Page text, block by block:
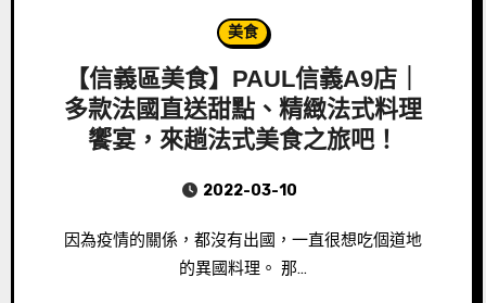
美食
【信義區美食】PAUL信義A9店｜
多款法國直送甜點、精緻法式料理
饗宴，來趟法式美食之旅吧！
2022-03-10
因為疫情的關係，都沒有出國，一直很想吃個道地
的異國料理。 那…